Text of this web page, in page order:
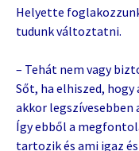
Helyette
tudunk változtatni.
– Tehát nem vagy
Sőt, ha elhiszed,
akkor legszívesebben
Így ebből a
tartozik és ami igaz